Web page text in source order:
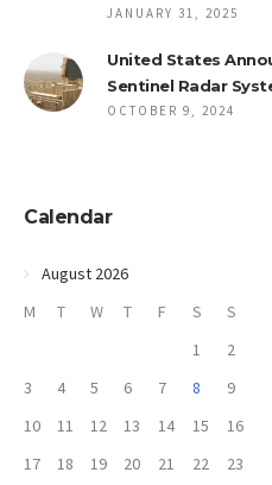
JANUARY 31, 2025
United States
Sentinel Radar
OCTOBER 9, 2024
Calendar
August 2026
M
T W T F S
S
1
2
3
4 5 6 7 8
9
10
11 12 13 14 15
16
17
18 19 20 21 22
23